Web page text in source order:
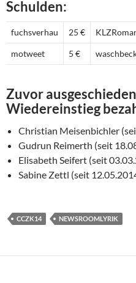
Schulden:
fuchsverhau 25 €
motweet 5 €
Zuvor
Wiedereinstieg
Christian Meisenbichler
Gudrun Reimerth (seit
Elisabeth Seifert (seit
Sabine Zettl (seit
CCZK14 NEWSROOMLYRIK